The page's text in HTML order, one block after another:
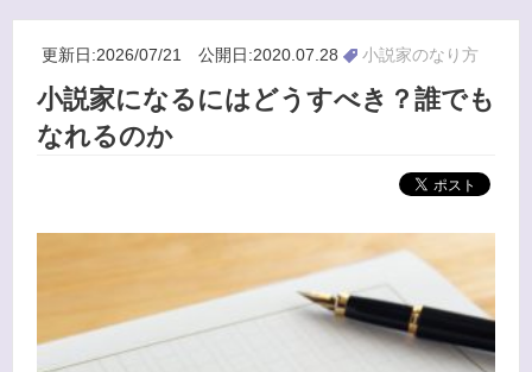
更新日:2026/07/21 公開日:2020.07.28 小説家のなり方
小説家になるにはどうすべき？誰でも
なれるのか